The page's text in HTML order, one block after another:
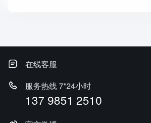
在线客服
服务热线 7*24小时
137 9851 2510